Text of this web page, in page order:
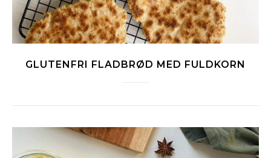
GLUTENFRI FLADBRØD MED FULDKORN